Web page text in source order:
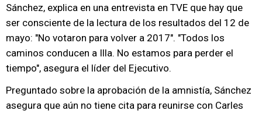
Sánchez, explica en una entrevista en TVE que hay que
ser consciente de la lectura de los resultados del 12 de
mayo: "No votaron para volver a 2017". "Todos los
caminos conducen a Illa. No estamos para perder el
tiempo", asegura el líder del Ejecutivo.
Preguntado sobre la aprobación de la amnistía, Sánchez
asegura que aún no tiene cita para reunirse con Carles